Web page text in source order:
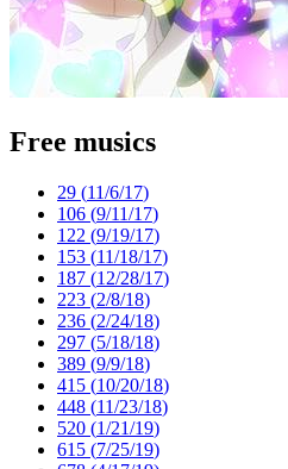
Free musics
29 (11/6/17)
106 (9/11/17)
122 (9/19/17)
153 (11/18/17)
187 (12/28/17)
223 (2/8/18)
236 (2/24/18)
297 (5/18/18)
389 (9/9/18)
415 (10/20/18)
448 (11/23/18)
520 (1/21/19)
615 (7/25/19)